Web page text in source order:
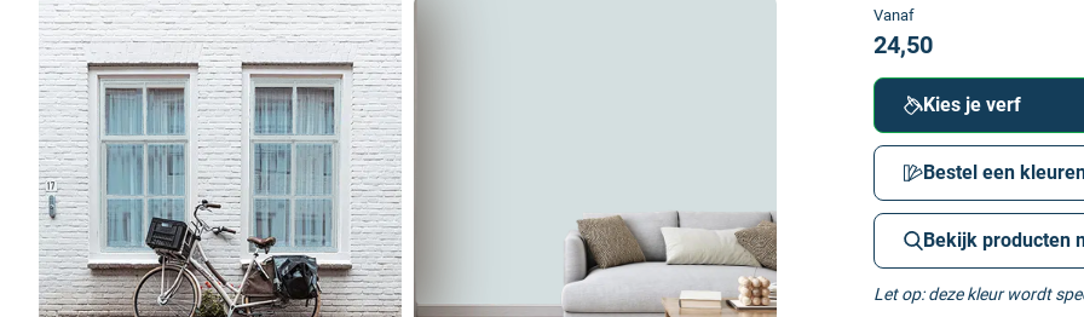
Vanaf
24,50
Kies je verf
Bestel een
Bekijk producten
Let op: deze kleur wordt